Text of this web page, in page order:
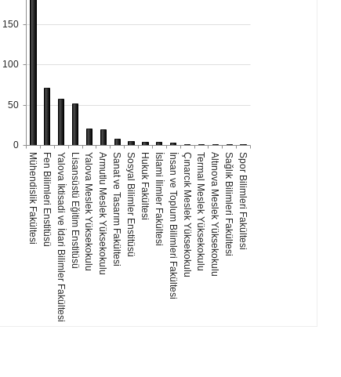
Mühendislik FakültesiFen Bilimleri EnstitüsüYalova İktisadi ve İdari Bilimler FakültesiLisansüstü Eğitim EnstitüsüYalova Meslek YüksekokuluArmutlu Meslek YüksekokuluSanat ve Tasarım FakültesiSosyal Bilimler EnstitüsüHukuk Fakültesiİslami İlimler Fakültesiİnsan ve Toplum Bilimleri FakültesiÇınarcık Meslek YüksekokuluTermal Meslek YüksekokuluAltınova Meslek YüksekokuluSağlık Bilimleri FakültesiSpor Bilimleri Fakültesi
0
50
100
150